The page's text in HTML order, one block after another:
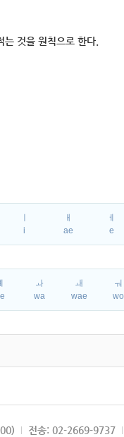
것을 원칙으로 한다.
i
ㅐ
ae
ㅔ
e
ㅘ
wa
ㅙ
wae
ㅝ
wo
전송: 02-2669-9737